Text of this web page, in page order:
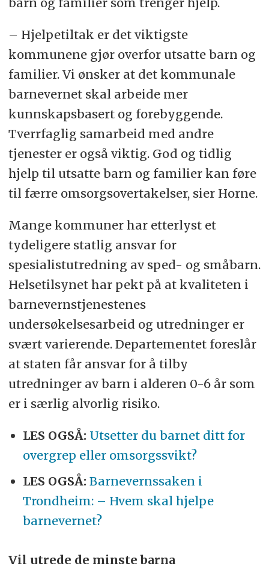
– Hjelpetiltak er det viktigste
kommunene gjør overfor utsatte barn og
familier. Vi ønsker at det kommunale
barnevernet skal arbeide mer
kunnskapsbasert og forebyggende.
Tverrfaglig samarbeid med andre
tjenester er også viktig. God og tidlig
hjelp til utsatte barn og familier kan føre
til færre omsorgsovertakelser, sier Horne.
Mange kommuner har etterlyst et
tydeligere statlig ansvar for
spesialistutredning av sped- og småbarn.
Helsetilsynet har pekt på at kvaliteten i
barnevernstjenestenes
undersøkelsesarbeid og utredninger er
svært varierende. Departementet foreslår
at staten får ansvar for å tilby
utredninger av barn i alderen 0-6 år som
er i særlig alvorlig risiko.
LES OGSÅ: Utsetter du barnet ditt for
overgrep eller omsorgssvikt?
LES OGSÅ: Barnevernssaken i
Trondheim: – Hvem skal hjelpe
barnevernet?
Vil utrede de minste barna